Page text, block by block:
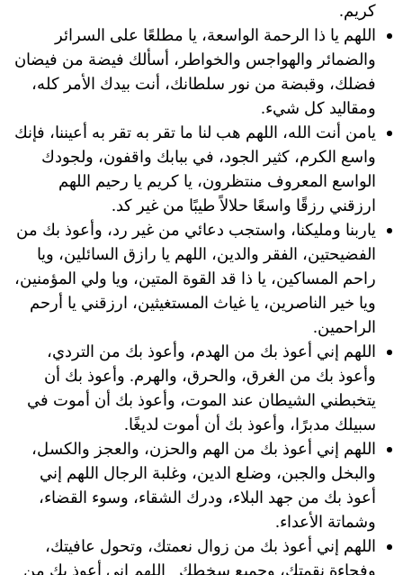
كريم.
اللهم يا ذا الرحمة الواسعة، يا مطلعًا على السرائر
والضمائر والهواجس والخواطر، أسألك فيضة من فيضان
فضلك، وقبضة من نور سلطانك، أنت بيدك الأمر كله،
ومقاليد كل شيء.
يامن أنت الله، اللهم هب لنا ما تقر به تقر به أعيننا، فإنك
واسع الكرم، كثير الجود، في ببابك واقفون، ولجودك
الواسع المعروف منتظرون، يا كريم يا رحيم اللهم
ارزقني رزقًا واسعًا حلالاً طيبًا من غير كد.
ياربنا ومليكنا، واستجب دعائي من غير رد، وأعوذ بك من
الفضيحتين، الفقر والدين، اللهم يا رازق السائلين، ويا
راحم المساكين، يا ذا قد القوة المتين، ويا ولي المؤمنين،
ويا خير الناصرين، يا غياث المستغيثين، ارزقني يا أرحم
الراحمين.
اللهم إني أعوذ بك من الهدم، وأعوذ بك من التردي،
وأعوذ بك من الغرق، والحرق، والهرم. وأعوذ بك أن
يتخبطني الشيطان عند الموت، وأعوذ بك أن أموت في
سبيلك مدبرًا، وأعوذ بك أن أموت لديغًا.
اللهم إني أعوذ بك من الهم والحزن، والعجز والكسل،
والبخل والجبن، وضلع الدين، وغلبة الرجال اللهم إني
أعوذ بك من جهد البلاء، ودرك الشقاء، وسوء القضاء،
وشماتة الأعداء.
اللهم إني أعوذ بك من زوال نعمتك، وتحول عافيتك،
وفجاءة نقمتك، وجميع سخطك اللهم إني أعوذ بك من